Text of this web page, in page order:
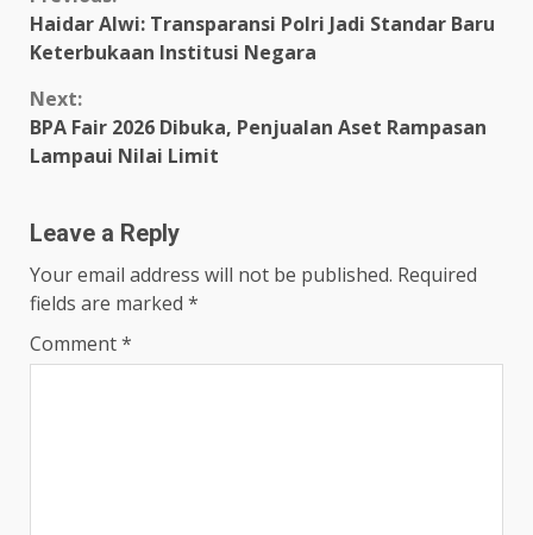
Reading
Haidar Alwi: Transparansi Polri Jadi Standar Baru
Keterbukaan Institusi Negara
Next:
BPA Fair 2026 Dibuka, Penjualan Aset Rampasan
Lampaui Nilai Limit
Leave a Reply
Your email address will not be published. Required
fields are marked *
Comment*